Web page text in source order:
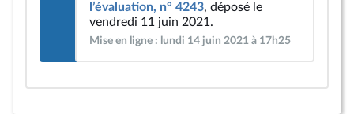
l’évaluation, n° 4243, déposé le
vendredi 11 juin 2021.
Mise en ligne : lundi 14 juin 2021 à 17h25